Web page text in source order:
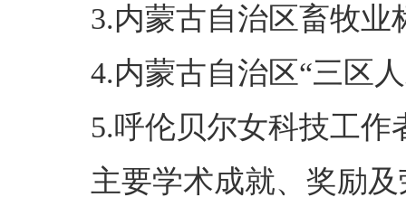
3.内蒙古自治区畜牧业
4.内蒙古自治区“三区
5.呼伦贝尔女科技工作
主要学术成就、奖励